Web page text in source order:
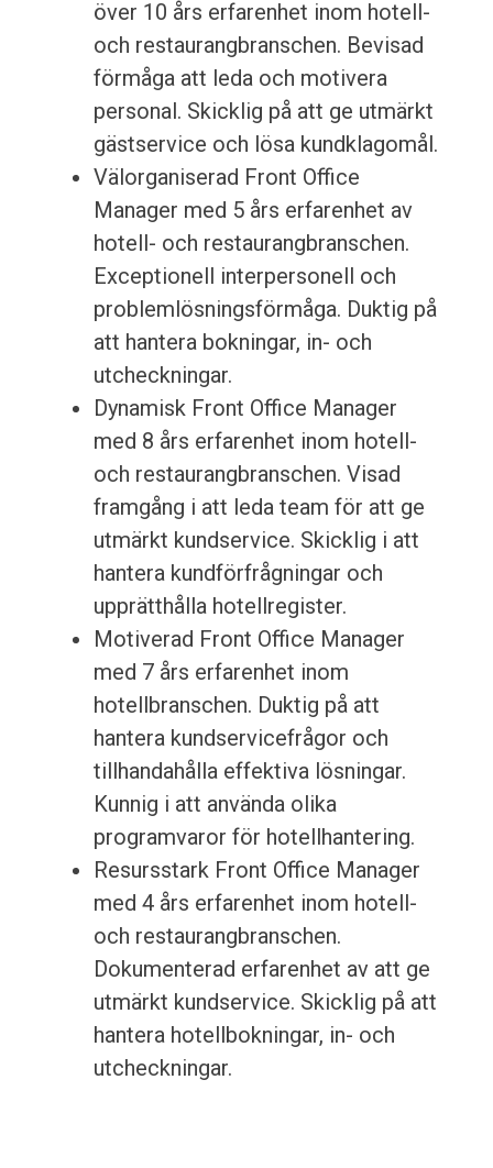
över 10 års erfarenhet inom hotell-
och restaurangbranschen. Bevisad
förmåga att leda och motivera
personal. Skicklig på att ge utmärkt
gästservice och lösa kundklagomål.
Välorganiserad Front Office
Manager med 5 års erfarenhet av
hotell- och restaurangbranschen.
Exceptionell interpersonell och
problemlösningsförmåga. Duktig på
att hantera bokningar, in- och
utcheckningar.
Dynamisk Front Office Manager
med 8 års erfarenhet inom hotell-
och restaurangbranschen. Visad
framgång i att leda team för att ge
utmärkt kundservice. Skicklig i att
hantera kundförfrågningar och
upprätthålla hotellregister.
Motiverad Front Office Manager
med 7 års erfarenhet inom
hotellbranschen. Duktig på att
hantera kundservicefrågor och
tillhandahålla effektiva lösningar.
Kunnig i att använda olika
programvaror för hotellhantering.
Resursstark Front Office Manager
med 4 års erfarenhet inom hotell-
och restaurangbranschen.
Dokumenterad erfarenhet av att ge
utmärkt kundservice. Skicklig på att
hantera hotellbokningar, in- och
utcheckningar.